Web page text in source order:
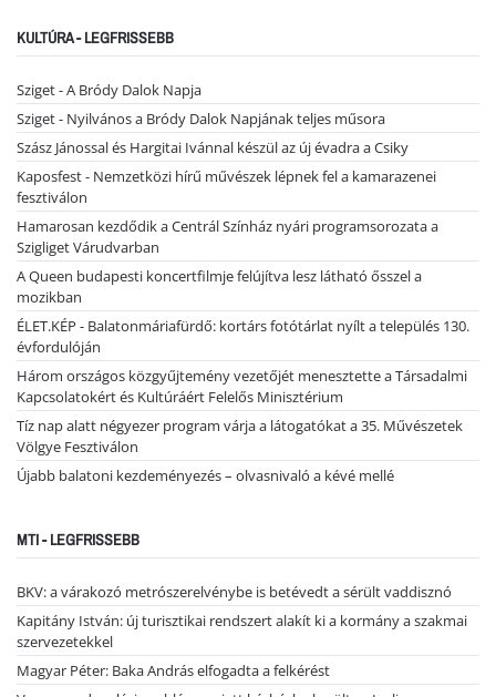
KULTÚRA - LEGFRISSEBB
Sziget - A Bródy Dalok Napja
Sziget - Nyilvános a Bródy Dalok Napjának teljes műsora
Szász Jánossal és Hargitai Ivánnal készül az új évadra a Csiky
Kaposfest - Nemzetközi hírű művészek lépnek fel a kamarazenei
fesztiválon
Hamarosan kezdődik a Centrál Színház nyári programsorozata a
Szigliget Várudvarban
A Queen budapesti koncertfilmje felújítva lesz látható ősszel a
mozikban
ÉLET.KÉP - Balatonmáriafürdő: kortárs fotótárlat nyílt a település 130.
évfordulóján
Három országos közgyűjtemény vezetőjét menesztette a Társadalmi
Kapcsolatokért és Kultúráért Felelős Minisztérium
Tíz nap alatt négyezer program várja a látogatókat a 35. Művészetek
Völgye Fesztiválon
Újabb balatoni kezdeményezés – olvasnivaló a kévé mellé
MTI - LEGFRISSEBB
BKV: a várakozó metrószerelvénybe is betévedt a sérült vaddisznó
Kapitány István: új turisztikai rendszert alakít ki a kormány a szakmai
szervezetekkel
Magyar Péter: Baka András elfogadta a felkérést